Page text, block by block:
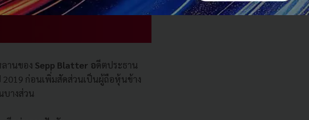
านของ Sepp Blatter อดีตประธาน
2019 ก่อนเพิ่มสัดส่วนเป็นผู้ถือหุ้นข้าง
บางส่วน